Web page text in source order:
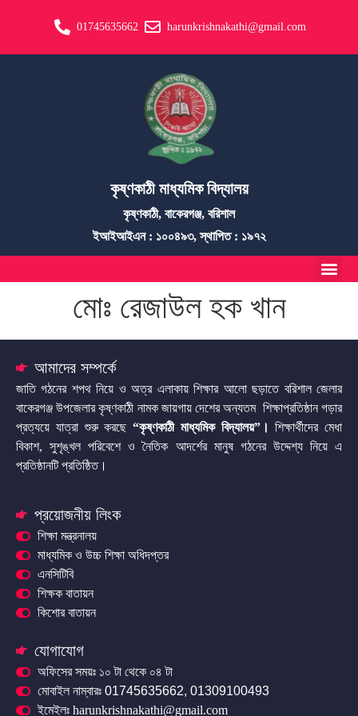
01745635662 harunkrishnakathi@gmail.com
কৃষ্ণকাঠী মাধ্যমিক বিদ্যালয়
কৃষ্ণকাঠী, বাকেরগঞ্জ, বরিশাল
ইআইআইএন : ১০০৪৯৩, স্থাপিত : ১৯৭২
মোঃ রেজাউল হক খান
আমাদের সম্পর্কে
জাতি গঠনের শপথ নিয়ে ও অত্র এলাকায় শিক্ষার আলো ছড়াতে বরিশাল জেলার
বাকেরগঞ্জ উপজেলার কৃষ্ণকাঠী নামক জায়গায় দেশের অন্যতম শিক্ষাপ্রতিষ্ঠান গড়ার
প্রত্যয়ে যাত্রা শুরু করছে “কৃষ্ণকাঠী মাধ্যমিক বিদ্যালয়”।শিক্ষার্থীদের মেধা
বিকাশ, সুশৃঙ্খল পরিবেশে ও নৈতিক আদর্শের মানুষ গঠনের উদ্দেশ্য নিয়ে এ
প্রতিষ্ঠানটি প্রতিষ্ঠিত।
প্রয়োজনীয় লিংক
শিক্ষা মন্ত্রনালয়
মাধ্যমিক ও উচ্চ শিক্ষা অধিদপ্তর
এনসিটিবি
শিক্ষক বাতায়ন
কিশোর বাতায়ন
যোগাযোগ
অফিসের সময়ঃ ১০ টা থেকে ০৪ টা
মোবাইল নাম্বারঃ 01745635662, 01309100493
ইমেইলঃ harunkrishnakathi@gmail.com